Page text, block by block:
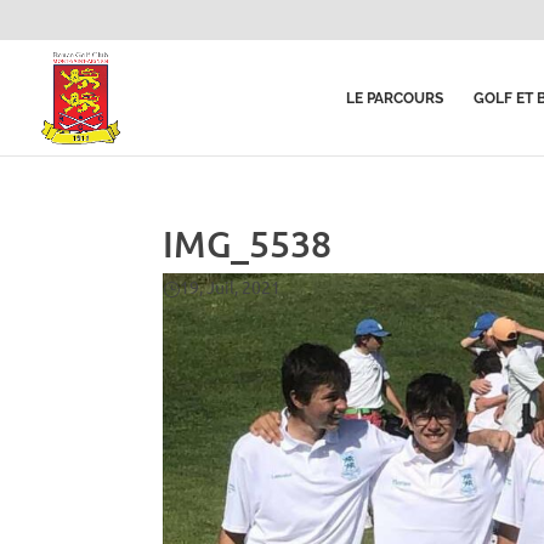
LE PARCOURS GOLF ET
IMG_5538
19, Juil, 2021